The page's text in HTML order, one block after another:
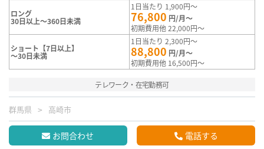
ロング
30日以上～360日未満
1日当たり 1,900円～
76,800 円/月～
初期費用他 22,000円～
ショート【7日以上】
～30日未満
1日当たり 2,300円～
88,800 円/月～
初期費用他 16,500円～
テレワーク・在宅勤務可
群馬県 高崎市
お問合わせ 電話する